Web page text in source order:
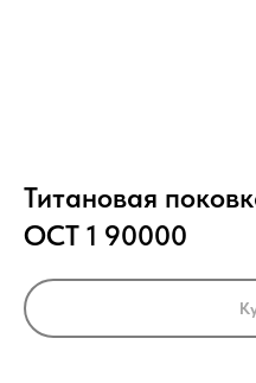
Титановая
ОСТ 1 90000